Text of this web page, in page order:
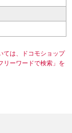
ては、ドコモショップ
リーワードで検索」を